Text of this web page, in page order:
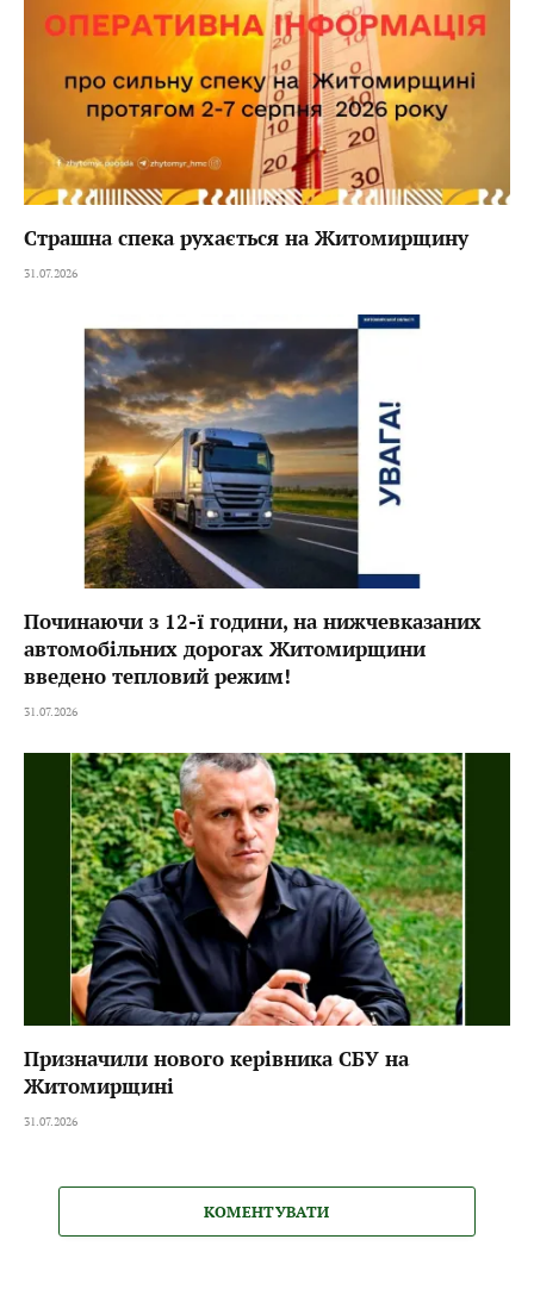
Страшна спека рухається на Житомирщину
31.07.2026
Починаючи з 12-ї години, на нижчевказаних
автомобільних дорогах Житомирщини
введено тепловий режим!
31.07.2026
Призначили нового керівника СБУ на
Житомирщині
31.07.2026
КОМЕНТУВАТИ